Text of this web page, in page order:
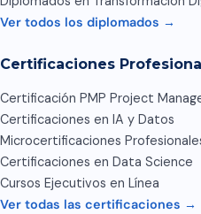
Ver todos los diplomados →
Certificaciones
Certificación PMP Project
Certificaciones en IA y Datos
Microcertificaciones
Certificaciones en Data Science
Cursos Ejecutivos en Línea
Ver todas las certificaciones →